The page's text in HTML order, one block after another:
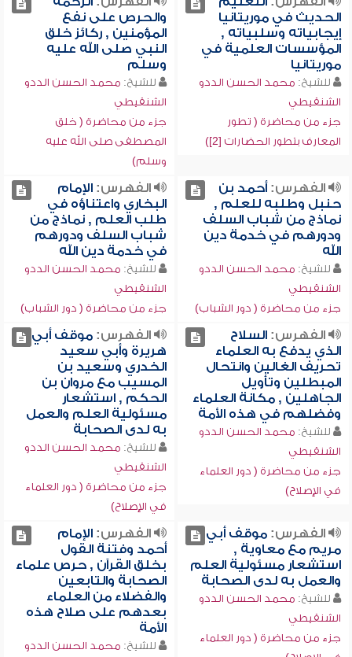
الحديث في موريتانيا
إيجابياته وسلبياته ,
المؤسسات العلمية في
موريتانيا
للشيخ: محمد الحسن الددو
الشنقيطي
جزء من محاضرة ( تطور
المعارف بتطور الحضارات [2])
والحرص على نفع
المؤمنين , ركائز خلق
النبي صلى الله عليه
وسلم
للشيخ: محمد الحسن الددو
الشنقيطي
جزء من محاضرة ( خلق
المصطفى صلى الله عليه
وسلم)
الفهرس:أحمد بن
حنبل وطلبه للعلم ,
نماذج من شباب السلف
ودورهم في خدمة دين
الله
للشيخ: محمد الحسن الددو
الشنقيطي
جزء من محاضرة ( دور الشباب)
الفهرس:الإمام
البخاري واعتناؤه في
طلب العلم , نماذج من
شباب السلف ودورهم
في خدمة دين الله
للشيخ: محمد الحسن الددو
الشنقيطي
جزء من محاضرة ( دور الشباب)
الفهرس:السلاح
الذي يدفع به العلماء
تحريف الغالين وانتحال
المبطلين وتأويل
الجاهلين , مكانة العلماء
وفضلهم في هذه الأمة
للشيخ: محمد الحسن الددو
الشنقيطي
جزء من محاضرة ( دور العلماء
في الإصلاح)
الفهرس:موقف أبي
هريرة وأبي سعيد
الخدري وسعيد بن
المسيب مع مروان بن
الحكم , استشعار
مسئولية العلم والعمل
به لدى الصحابة
للشيخ: محمد الحسن الددو
الشنقيطي
جزء من محاضرة ( دور العلماء
في الإصلاح)
الفهرس:موقف أبي
مريم مع معاوية ,
استشعار مسئولية العلم
والعمل به لدى الصحابة
للشيخ: محمد الحسن الددو
الشنقيطي
جزء من محاضرة ( دور العلماء
الفهرس:الإمام
أحمد وفتنة القول
بخلق القرآن , حرص علماء
الصحابة والتابعين
والفضلاء من العلماء
بعدهم على صلاح هذه
الأمة
للشيخ: محمد الحسن الددو